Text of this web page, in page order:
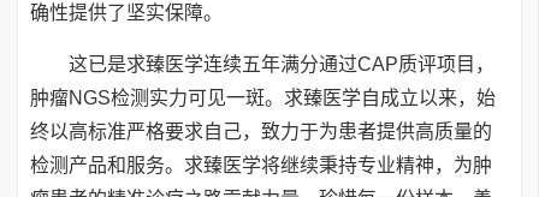
确性提供了坚实保障。
这已是求臻医学连续五年满分通过CAP质评项目，
肿瘤NGS检测实力可见一斑。求臻医学自成立以来，始
终以高标准严格要求自己，致力于为患者提供高质量的
检测产品和服务。求臻医学将继续秉持专业精神，为肿